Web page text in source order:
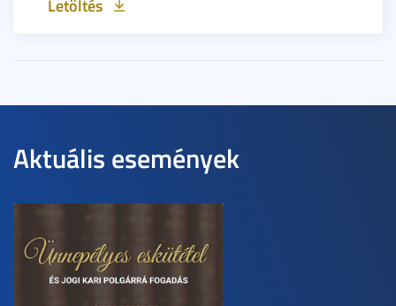
Letöltés
Aktuális események